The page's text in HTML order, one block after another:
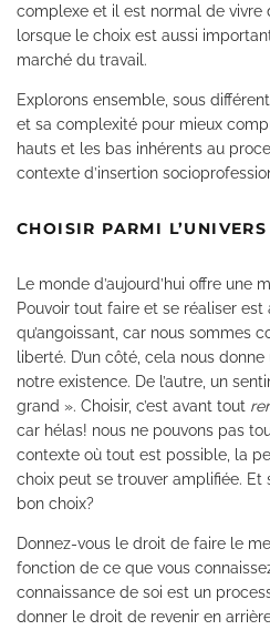
complexe et il est normal de vivre
lorsque le choix est aussi
marché du travail.
Explorons ensemble, sous
et sa complexité pour mieux
hauts et les bas inhérents au
contexte d’insertion
CHOISIR PARMI
Le monde d’aujourd’hui offre
Pouvoir tout faire et se réaliser est
qu’angoissant, car nous sommes
liberté. D’un côté, cela nous
notre existence. De l’autre, un
grand ». Choisir, c’est avant tout
car hélas! nous ne pouvons pas
contexte où tout est possible, la
choix peut se trouver amplifiée. Et
bon choix?
Donnez-vous le droit de faire le
fonction de ce que vous
connaissance de soi est un
donner le droit de revenir en